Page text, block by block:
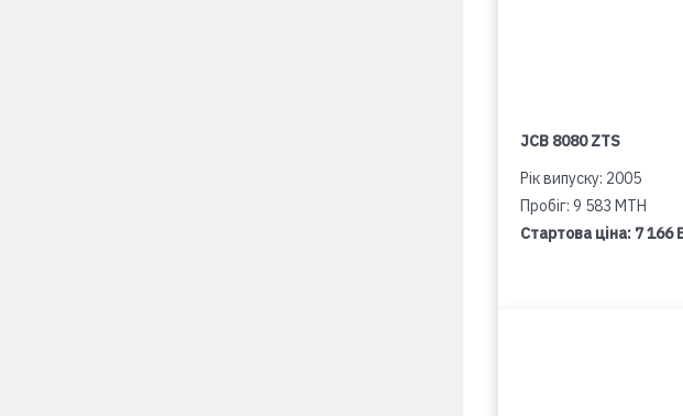
JCB 8080 ZTS
Рік випуску: 2005
Пробіг: 9 583 MTH
Стартова ціна: 7 166